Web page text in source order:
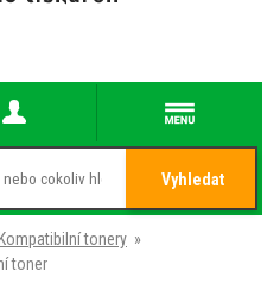
Vyhledat
Kompatibilní tonery »
toner